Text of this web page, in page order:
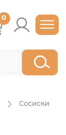
0
Сосиски